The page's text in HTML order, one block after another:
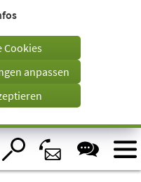
Cookies
anpassen